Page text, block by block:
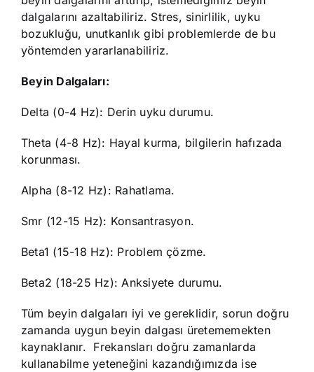
dalgalarını azaltabiliriz. Stres, sinirlilik, uyku
bozukluğu, unutkanlık gibi problemlerde de bu
yöntemden yararlanabiliriz.
Beyin Dalgaları:
Delta (0-4 Hz): Derin uyku durumu.
Theta (4-8 Hz): Hayal kurma, bilgilerin hafızada
korunması.
Alpha (8-12 Hz): Rahatlama.
Smr (12-15 Hz): Konsantrasyon.
Beta1 (15-18 Hz): Problem çözme.
Beta2 (18-25 Hz): Anksiyete durumu.
Tüm beyin dalgaları iyi ve gereklidir, sorun doğru
zamanda uygun beyin dalgası üretememekten
kaynaklanır. Frekansları doğru zamanlarda
kullanabilme yeteneğini kazandığımızda ise